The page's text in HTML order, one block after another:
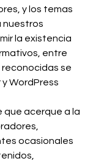
y los temas
nuestros
la existencia
entre
reconocidas se
WordPress
que acerque a la
ocasionales